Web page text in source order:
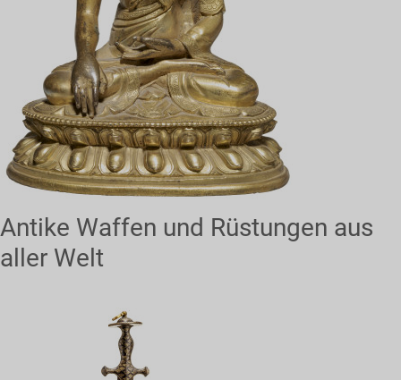
Antike Waffen und Rüstungen aus
aller Welt